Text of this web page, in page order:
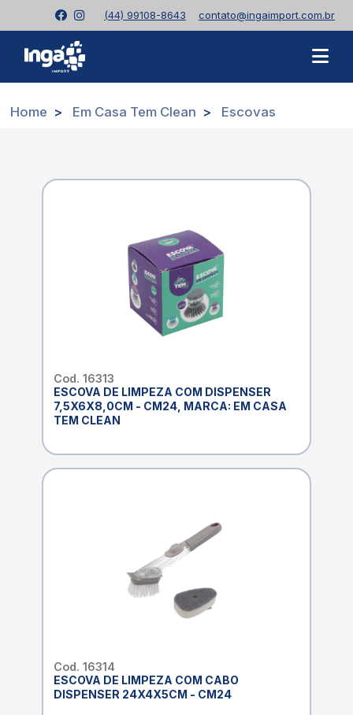
(44) 99108-8643 contato@ingaimport.com.br
Home Em Casa Tem Clean Escovas
Cod. 16313
ESCOVA DE LIMPEZA COM DISPENSER
7,5X6X8,0CM - CM24, MARCA: EM CASA
TEM CLEAN
Cod. 16314
ESCOVA DE LIMPEZA COM CABO
DISPENSER 24X4X5CM - CM24